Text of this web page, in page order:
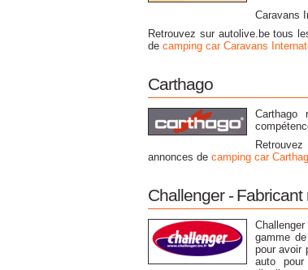
Caravans
Retrouvez sur autolive.be tous
de camping car Caravans
Carthago
annonces de camping car
Challenger -
gamme
pour avoir
auto